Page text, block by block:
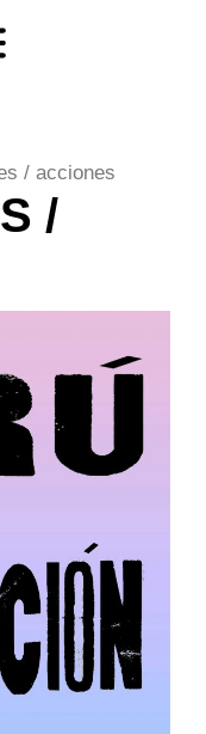
/ acciones
/